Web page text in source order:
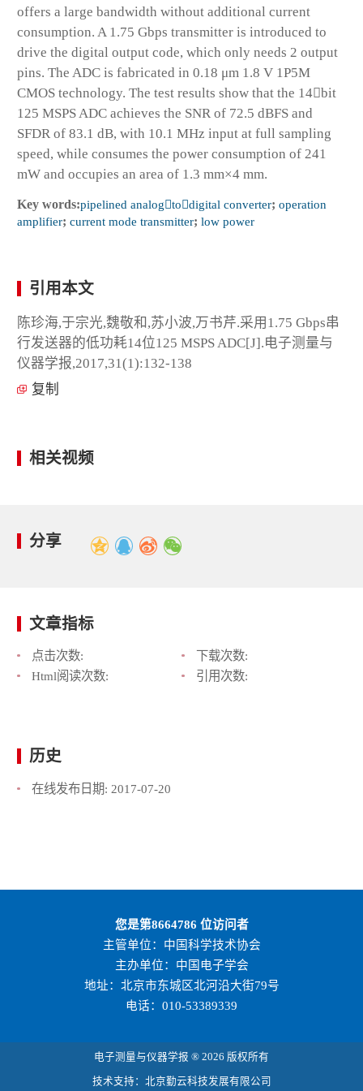
offers a large bandwidth without additional current
consumption. A 1.75 Gbps transmitter is introduced to
drive the digital output code, which only needs 2 output
pins. The ADC is fabricated in 0.18 μm 1.8 V 1P5M
CMOS technology. The test results show that the 14bit
125 MSPS ADC achieves the SNR of 72.5 dBFS and
SFDR of 83.1 dB, with 10.1 MHz input at full sampling
speed, while consumes the power consumption of 241
mW and occupies an area of 1.3 mm×4 mm.
Key words:pipelined analogtodigital converter; operation
amplifier; current mode transmitter; low power
引用本文
陈珍海,于宗光,魏敬和,苏小波,万书芹.采用1.75 Gbps串
行发送器的低功耗14位125 MSPS ADC[J].电子测量与
仪器学报,2017,31(1):132-138
复制
相关视频
分享
文章指标
点击次数:
下载次数:
Html阅读次数:
引用次数:
历史
在线发布日期: 2017-07-20
您是第8664786 位访问者
主管单位：中国科学技术协会
主办单位：中国电子学会
地址：北京市东城区北河沿大街79号
电话：010-53389339
电子测量与仪器学报 ® 2026 版权所有
技术支持：北京勤云科技发展有限公司